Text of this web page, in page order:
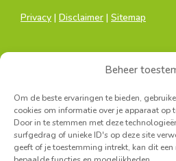
Beheer
Om de beste ervaringen te bieden,
cookies om informatie over je apparaat op
Door in te stemmen met deze
surfgedrag of unieke ID's op deze site
geeft of je toestemming intrekt, kan dit
Privacy | Disclaimer | Sitemap